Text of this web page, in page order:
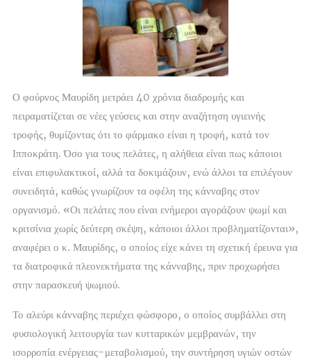
Ο φούρνος Μαυρίδη μετράει 40 χρόνια διαδρομής και
πειραματίζεται σε νέες γεύσεις και στην αναζήτηση υγιεινής
τροφής, θυμίζοντας ότι το φάρμακο είναι η τροφή, κατά τον
Ιπποκράτη. Όσο για τους πελάτες, η αλήθεια είναι πως κάποιοι
είναι επιφυλακτικοί, αλλά τα δοκιμάζουν, ενώ άλλοι τα επιλέγουν
συνειδητά, καθώς γνωρίζουν τα οφέλη της κάνναβης στον
οργανισμό. «Οι πελάτες που είναι ενήμεροι αγοράζουν ψωμί και
κριτσίνια χωρίς δεύτερη σκέψη, κάποιοι άλλοι προβληματίζονται»,
αναφέρει ο κ. Μαυρίδης, ο οποίος είχε κάνει τη σχετική έρευνα για
τα διατροφικά πλεονεκτήματα της κάνναβης, πριν προχωρήσει
στην παρασκευή ψωμιού.
Το αλεύρι κάνναβης περιέχει φώσφορο, ο οποίος συμβάλλει στη
φυσιολογική λειτουργία των κυτταρικών μεμβρανών, την
ισορροπία ενέργειας-μεταβολισμού, την συντήρηση υγιών οστών